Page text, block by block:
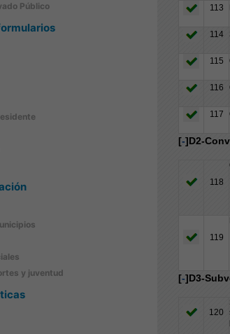
Público
y juventud
113
114
115
116
117
[-]D2-
118
119
[-]D3-
120